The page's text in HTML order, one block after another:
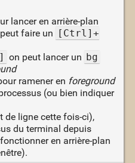
lancer en arrière-plan
faire un [Ctrl]+
on peut lancer un bg
ramener en foreground
(ou bien indiquer
de ligne cette fois-ci),
du terminal depuis
en arrière-plan